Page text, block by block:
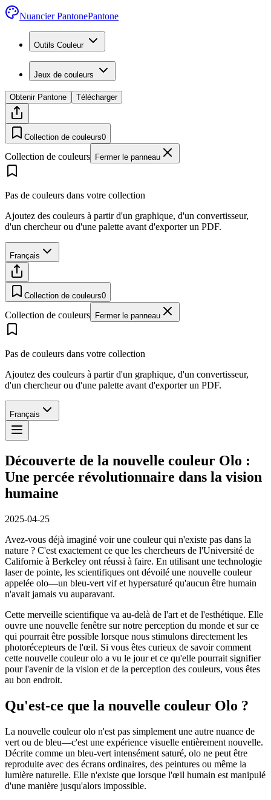
Nuancier PantonePantone
Outils Couleur
Jeux de couleurs
Obtenir Pantone Télécharger
Collection de couleurs0
Collection de couleurs Fermer le panneau
Pas de couleurs dans votre collection
Ajoutez des couleurs à partir d'un graphique, d'un convertisseur,
d'un chercheur ou d'une palette avant d'exporter un PDF.
Français
Collection de couleurs0
Collection de couleurs Fermer le panneau
Pas de couleurs dans votre collection
Ajoutez des couleurs à partir d'un graphique, d'un convertisseur,
d'un chercheur ou d'une palette avant d'exporter un PDF.
Français
Découverte de la nouvelle couleur Olo :
Une percée révolutionnaire dans la vision
humaine
2025-04-25
Avez-vous déjà imaginé voir une couleur qui n'existe pas dans la
nature ? C'est exactement ce que les chercheurs de l'Université de
Californie à Berkeley ont réussi à faire. En utilisant une technologie
laser de pointe, les scientifiques ont dévoilé une nouvelle couleur
appelée olo—un bleu-vert vif et hypersaturé qu'aucun être humain
n'avait jamais vu auparavant.
Cette merveille scientifique va au-delà de l'art et de l'esthétique. Elle
ouvre une nouvelle fenêtre sur notre perception du monde et sur ce
qui pourrait être possible lorsque nous stimulons directement les
photorécepteurs de l'œil. Si vous êtes curieux de savoir comment
cette nouvelle couleur olo a vu le jour et ce qu'elle pourrait signifier
pour l'avenir de la vision et de la perception des couleurs, vous êtes
au bon endroit.
Qu'est-ce que la nouvelle couleur Olo ?
La nouvelle couleur olo n'est pas simplement une autre nuance de
vert ou de bleu—c'est une expérience visuelle entièrement nouvelle.
Décrite comme un bleu-vert intensément saturé, olo ne peut être
reproduite avec des écrans ordinaires, des peintures ou même la
lumière naturelle. Elle n'existe que lorsque l'œil humain est manipulé
d'une manière jusqu'alors impossible.